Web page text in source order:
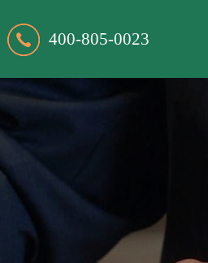
400-805-0023